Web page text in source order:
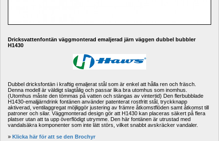
Dricksvattenfontän väggmonterad emaljerad järn väggen dubbel bubbler
H1430
Dubbel dricksfontän i kraftig emaljerat stål som är enkel att hålla ren och fräsch.
Denna modell är väldigt slagtålig och passar lika bra utomhus som inomhus.
(Utomhus måste den tömmas på vatten och stängas av vintertid) Den flerbubblade
H1430-emaljjärndrink fontänen använder patenterat rostfritt stål, tryckknapp
aktiverad, ventilaggregat möjliggör justering av främre åtkomstflöden samt åtkomst till
patroner och silar. Väggmonterad design gör att H1430 kan placeras säkert på flera
platser utan att ta upp överflödigt utrymme. Den här fontänen är utrustad med
vandalsäkra komponenter som inte lätt störs, vilket snabbt avskräcker vandaler.
» Klicka här för att se den Brochyr